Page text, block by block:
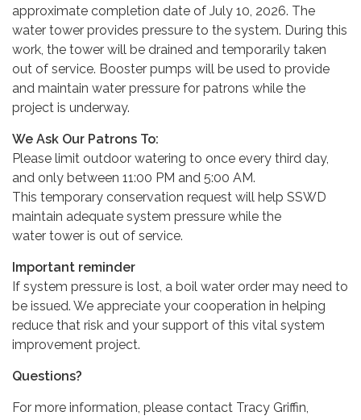
approximate completion date of July 10, 2026. The
water tower provides pressure to the system. During this
work, the tower will be drained and temporarily taken
out of service. Booster pumps will be used to provide
and maintain water pressure for patrons while the
project is underway.
We Ask Our Patrons To:
Please limit outdoor watering to once every third day,
and only between 11:00 PM and 5:00 AM.
This temporary conservation request will help SSWD
maintain adequate system pressure while the
water tower is out of service.
Important reminder
If system pressure is lost, a boil water order may need to
be issued. We appreciate your cooperation in helping
reduce that risk and your support of this vital system
improvement project.
Questions?
For more information, please contact Tracy Griffin,